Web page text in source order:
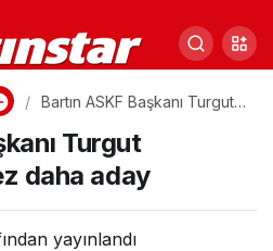
Bartın ASKF Başkanı Turgut
adayTurgut
daha aday
yayınlandı
0 Paylaş